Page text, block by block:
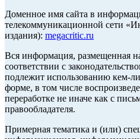
Доменное имя сайта в
телекоммуникационной сети
издания): megacritic.ru
Вся информация, размещенная
соответствии с
подлежит использованию кем-
форме, в том числе
переработке не иначе как с
правообладателя.
Примерная тематика и (или)